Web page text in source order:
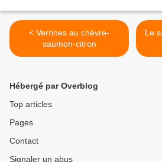
< Verrines au chèvre-
saumon-citron
Hébergé par Overblog
Top articles
Pages
Contact
Signaler un abus